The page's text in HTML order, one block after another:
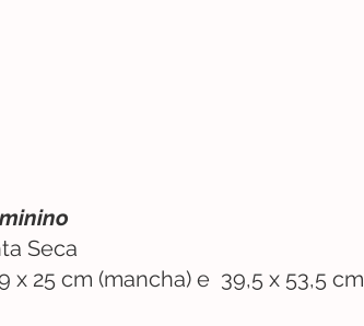
Seca
x 25 cm (mancha) e 39,5 x 53,5 cm